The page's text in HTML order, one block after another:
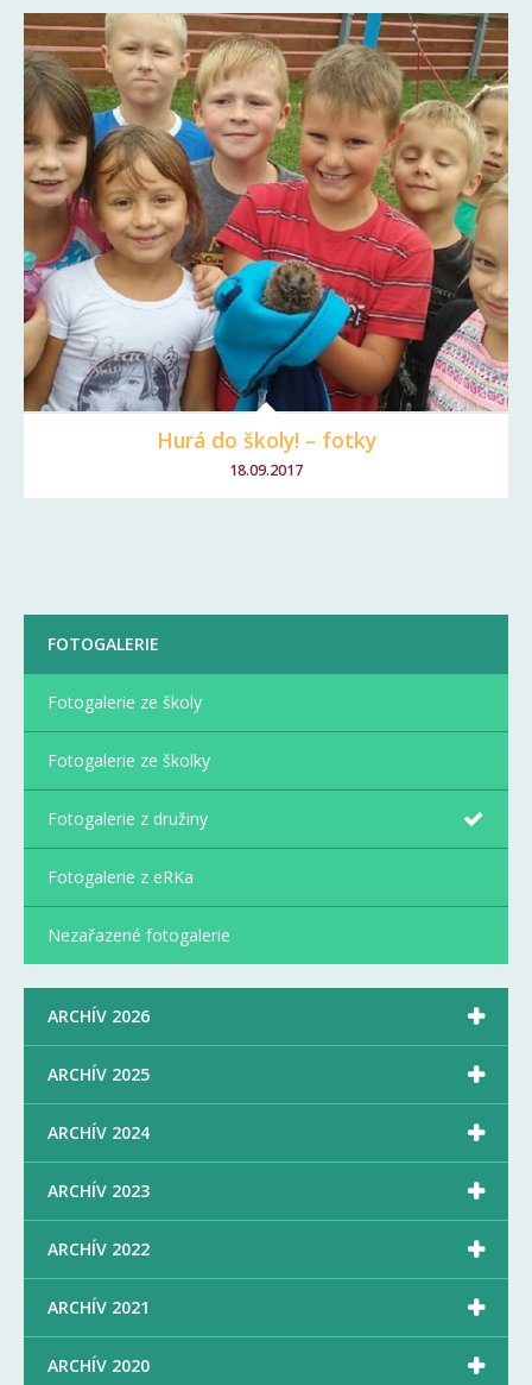
Hurá do školy! – fotky
18.09.2017
FOTOGALERIE
Fotogalerie ze školy
Fotogalerie ze školky
Fotogalerie z družiny
Fotogalerie z eRKa
Nezařazené fotogalerie
ARCHÍV 2026 
ARCHÍV 2025 
ARCHÍV 2024 
ARCHÍV 2023 
ARCHÍV 2022 
ARCHÍV 2021 
ARCHÍV 2020 